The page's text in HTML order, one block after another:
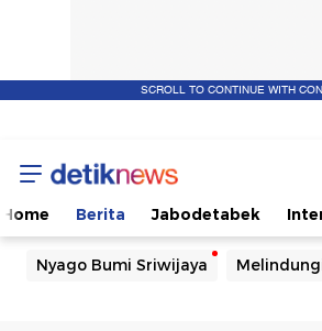
SCROLL TO CONTINUE WITH
Home Berita Jabodetabek
Nyago Bumi Sriwijaya